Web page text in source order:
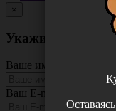
×
Укажите
Ваше имя
Ваш E-mail